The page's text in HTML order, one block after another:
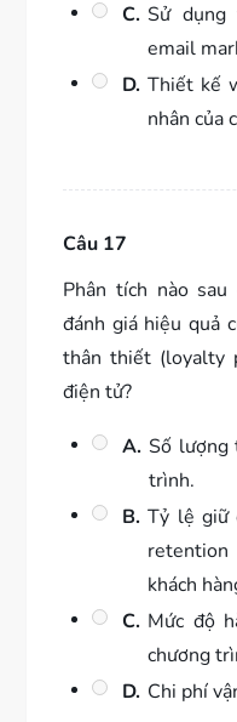
C. Sử dụng
email
D. Thiết kế
nhân của
Câu 17
Phân tích nào
đánh giá hiệu quả
thân thiết (loyalty
điện tử?
A. Số lượng
trình.
B. Tỷ lệ giữ
khách
C. Mức độ
chương
D. Chi phí